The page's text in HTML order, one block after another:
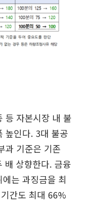
등 자본시장 내 불
높인다. 3대 불공
과 기준은 기존
배 상향한다. 금융
는 과징금을 최
간도 최대 66%